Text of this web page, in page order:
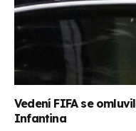
Vedení FIFA se
Infantina